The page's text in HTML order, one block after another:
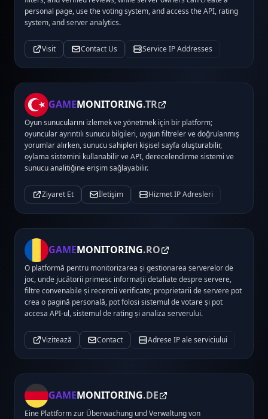
personal page, use the voting system, and access the API, rating
system, and server analytics.
Visit Contact Us Service IP Addresses
GAMEMONITORING.TR
Oyun sunucularını izlemek ve yönetmek için bir platform;
oyuncular ayrıntılı sunucu bilgileri, uygun filtreler ve doğrulanmış
yorumlar alırken, sunucu sahipleri kişisel sayfa oluşturabilir,
oylama sistemini kullanabilir ve API, derecelendirme sistemi ve
sunucu analitiğine erişim sağlayabilir.
Ziyaret Et İletişim Hizmet IP Adresleri
GAMEMONITORING.RO
O platformă pentru monitorizarea și gestionarea serverelor de
joc, unde jucătorii primesc informații detaliate despre servere,
filtre convenabile și recenzii verificate; proprietarii de servere pot
crea o pagină personală, pot folosi sistemul de votare și pot
accesa API-ul, sistemul de rating și analiza serverului.
Vizitează Contact Adrese IP ale serviciului
GAMEMONITORING.DE
Eine Plattform zur Überwachung und Verwaltung von